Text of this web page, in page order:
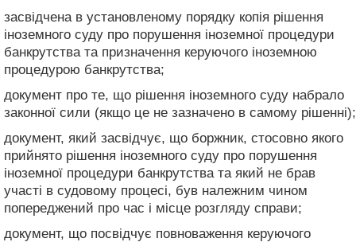
засвідчена в установленому порядку копія рішення
іноземного суду про порушення іноземної процедури
банкрутства та призначення керуючого іноземною
процедурою банкрутства;
документ про те, що рішення іноземного суду набрало
законної сили (якщо це не зазначено в самому рішенні);
документ, який засвідчує, що боржник, стосовно якого
прийнято рішення іноземного суду про порушення
іноземної процедури банкрутства та який не брав
участі в судовому процесі, був належним чином
попереджений про час і місце розгляду справи;
документ, що посвідчує повноваження керуючого